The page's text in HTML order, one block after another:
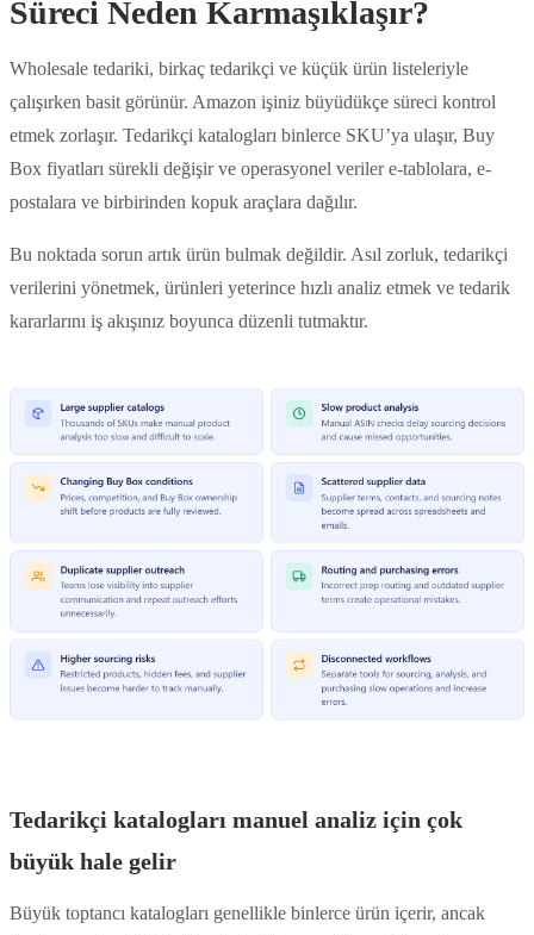
Süreci Neden Karmaşıklaşır?
Wholesale tedariki, birkaç tedarikçi ve küçük ürün listeleriyle
çalışırken basit görünür. Amazon işiniz büyüdükçe süreci kontrol
etmek zorlaşır. Tedarikçi katalogları binlerce SKU’ya ulaşır, Buy
Box fiyatları sürekli değişir ve operasyonel veriler e-tablolara, e-
postalara ve birbirinden kopuk araçlara dağılır.
Bu noktada sorun artık ürün bulmak değildir. Asıl zorluk, tedarikçi
verilerini yönetmek, ürünleri yeterince hızlı analiz etmek ve tedarik
kararlarını iş akışınız boyunca düzenli tutmaktır.
Tedarikçi katalogları manuel analiz için çok
büyük hale gelir
Büyük toptancı katalogları genellikle binlerce ürün içerir, ancak